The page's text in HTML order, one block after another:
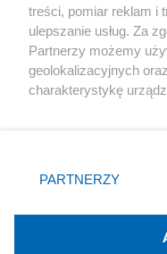
X
treści, pomiar reklam i
ulepszanie usług. Za
Partnerzy możemy
geolokalizacyjnych
charakterystykę
zmienić/wycofać
znajdujący się w
rodzaje przetwarzania
użytkownika, ale
PARTNERZY